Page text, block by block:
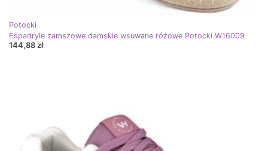
Potocki
Espadryle zamszowe damskie wsuwane różowe Potocki W16009
144,88 zł